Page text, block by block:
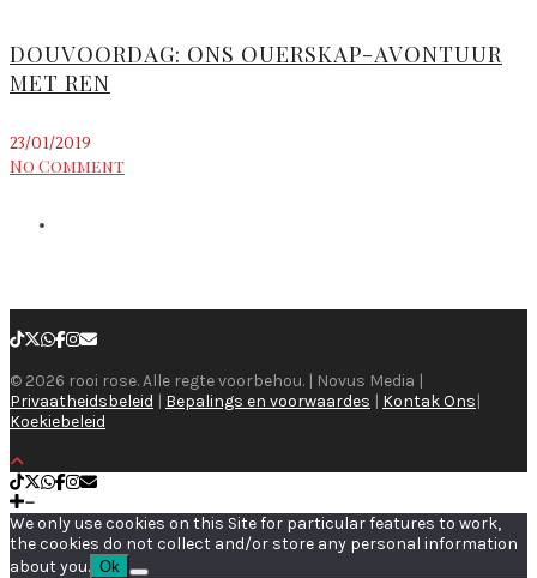
DOUVOORDAG: ONS OUERSKAP-AVONTUUR
MET REN
23/01/2019
No Comment
© 2026 rooi rose. Alle regte voorbehou. | Novus Media |
Privaatheidsbeleid | Bepalings en voorwaardes | Kontak Ons|
Koekiebeleid
We only use cookies on this Site for particular features to work,
the cookies do not collect and/or store any personal information
about you. Ok